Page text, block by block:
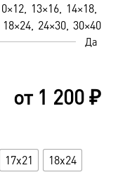
13×16 14×18
18×24 24×30 30×40
Да
от 1 200₽
17x21
18x24